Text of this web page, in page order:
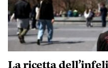
La ricetta